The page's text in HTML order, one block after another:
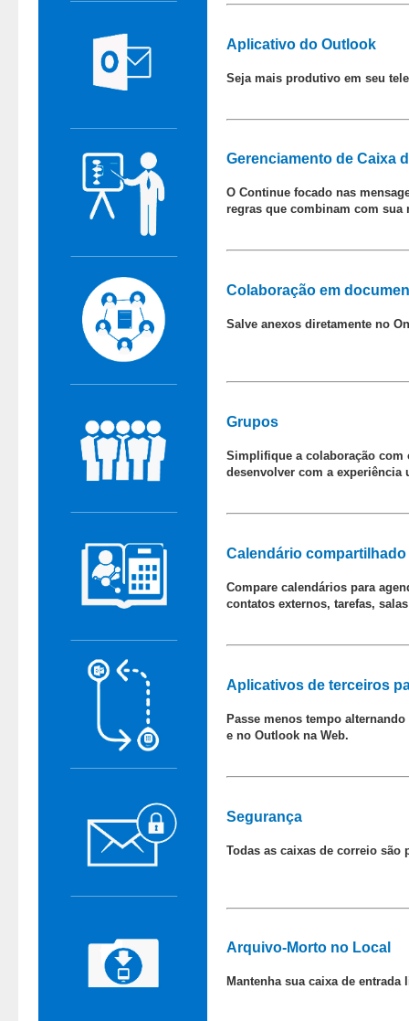
Aplicativo do Outlook
Seja mais produtivo em seu
Gerenciamento de Caixa
O Continue focado nas
regras que combinam com sua
Colaboração em
Salve anexos diretamente no
Grupos
Simplifique a colaboração com
desenvolver com a experiência
Calendário
Compare calendários para
contatos externos, tarefas,
Aplicativos de terceiros
Passe menos tempo
e no Outlook na Web.
Segurança
Todas as caixas de correio
Arquivo-Morto no Local
Mantenha sua caixa de